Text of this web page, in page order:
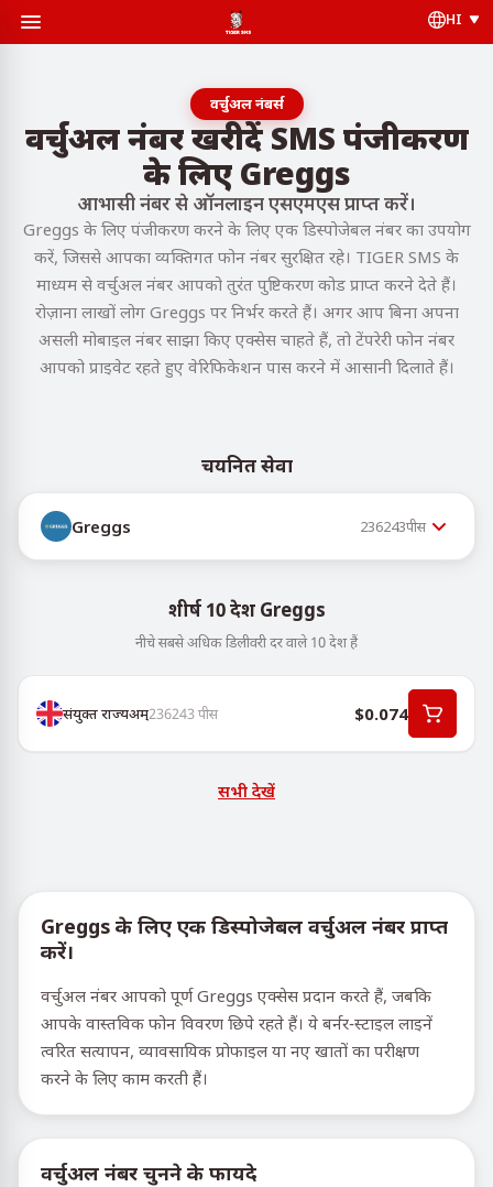
HI
वर्चुअल नंबर्स
वर्चुअल नंबर खरीदें SMS पंजीकरण
के लिए Greggs
आभासी नंबर से ऑनलाइन एसएमएस प्राप्त करें।
Greggs के लिए पंजीकरण करने के लिए एक डिस्पोजेबल नंबर का उपयोग
करें, जिससे आपका व्यक्तिगत फोन नंबर सुरक्षित रहे। TIGER SMS के
माध्यम से वर्चुअल नंबर आपको तुरंत पुष्टिकरण कोड प्राप्त करने देते हैं।
रोज़ाना लाखों लोग Greggs पर निर्भर करते हैं। अगर आप बिना अपना
असली मोबाइल नंबर साझा किए एक्सेस चाहते हैं, तो टेंपरेरी फोन नंबर
आपको प्राइवेट रहते हुए वेरिफिकेशन पास करने में आसानी दिलाते हैं।
चयनित सेवा
Greggs 236243पीस
शीर्ष 10 देश Greggs
नीचे सबसे अधिक डिलीवरी दर वाले 10 देश हैं
संयुक्त राज्यअम्236243पीस $0.074
सभी देखें
Greggs के लिए एक डिस्पोजेबल वर्चुअल नंबर प्राप्त
करें।
वर्चुअल नंबर आपको पूर्ण Greggs एक्सेस प्रदान करते हैं, जबकि
आपके वास्तविक फोन विवरण छिपे रहते हैं। ये बर्नर-स्टाइल लाइनें
त्वरित सत्यापन, व्यावसायिक प्रोफाइल या नए खातों का परीक्षण
करने के लिए काम करती हैं।
वर्चुअल नंबर चुनने के फायदे